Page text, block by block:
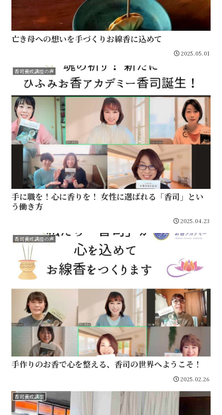
亡き母への想いを手づくりお線香に込めて
2025.05.01
香司養成講座の声
手に職を！心に香りを！ 女性に選ばれる「香司」とい
う働き方
2025.04.23
香司養成講座の声
手作りのお香で心を整える、香司の世界へようこそ！
2025.02.26
香司養成講座